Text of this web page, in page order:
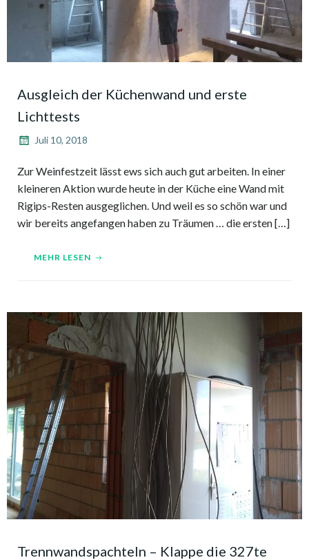
Ausgleich der Küchenwand und erste
Lichttests
Juli 10, 2018
Zur Weinfestzeit lässt ews sich auch gut arbeiten. In einer
kleineren Aktion wurde heute in der Küche eine Wand mit
Rigips-Resten ausgeglichen. Und weil es so schön war und
wir bereits angefangen haben zu Träumen … die ersten […]
MEHR LESEN
Trennwandspachteln – Klappe die 327te